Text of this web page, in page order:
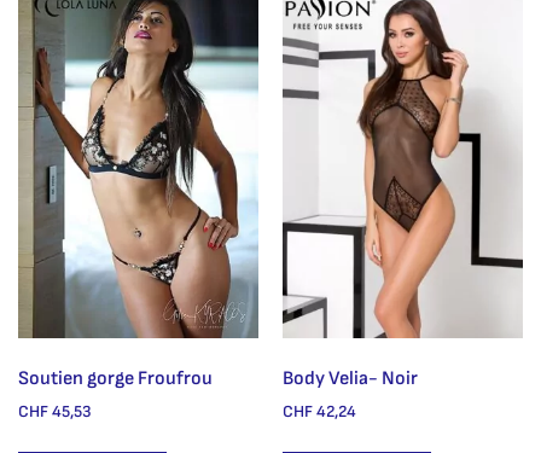
Soutien gorge Froufrou
CHF45,53
Body Velia- Noir
CHF42,24